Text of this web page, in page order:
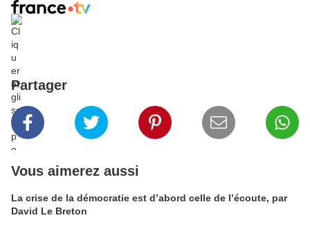
​
Partager
Vous aimerez aussi
La crise de la démocratie est d’abord celle de l’écoute, par
David Le Breton